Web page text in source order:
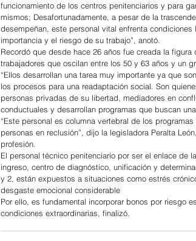
funcionamiento de los centros penitenciarios y para
mismos; Desafortunadamente, a pesar de la
desempeñan, este personal vital enfrenta
importancia y el riesgo de su trabajo”, anotó.
Recordó que desde hace 26 años fue creada la
trabajadores que oscilan entre los 50 y 63 años y un
“Ellos desarrollan una tarea muy importante ya que
los procesos para una readaptación social. Son
personas privadas de su libertad, mediadores en
conductuales y desarrollan programas que buscan
“Este personal es columna vertebral de los
personas en reclusión”, dijo la legisladora Peralta
profesión.
El personal técnico penitenciario por ser el enlace de
ingreso, centro de diagnóstico, unificación y
y 2, están expuestos a situaciones como estrés
desgaste emocional considerable
Por ello, es fundamental incorporar bonos por riesgo
condiciones extraordinarias, finalizó.